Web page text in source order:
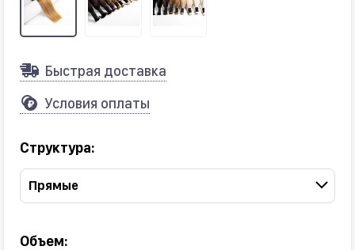
Быстрая доставка
Условия оплаты
Структура:
Прямые
Объем: